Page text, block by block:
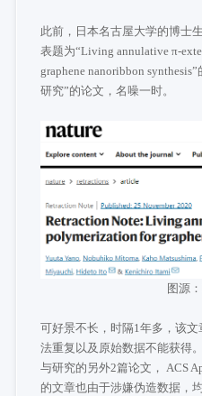
此前，日本名古屋大学的博士
表题为“Living annulative π-
graphene nanoribbon
研究”的论文，名噪一时。
图源
可好景不长，时隔1年多，该
法重复以及原始数据不能获得
与研究的另外2篇论文， ACS
的文章也由于涉嫌伪造数据，均